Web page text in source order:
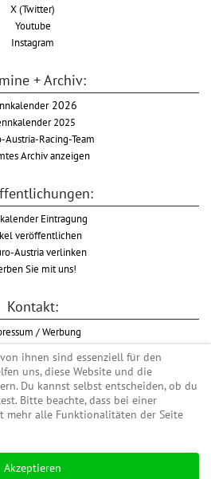
X (Twitter)
Youtube
Instagram
+ Archiv:
2026
2025
Austria-Racing-Team
Archiv anzeigen
Eintragung
veröffentlichen
Austria verlinken
Sie mit uns!
Kontakt:
/ Werbung
WKO
AGB
#enduroaustriaracingteam
ihnen sind essenziell für den
uns, diese Website und die
Du kannst selbst entscheiden, ob du
Bitte beachte, dass bei einer
mehr alle Funktionalitäten der Seite
Akzeptieren